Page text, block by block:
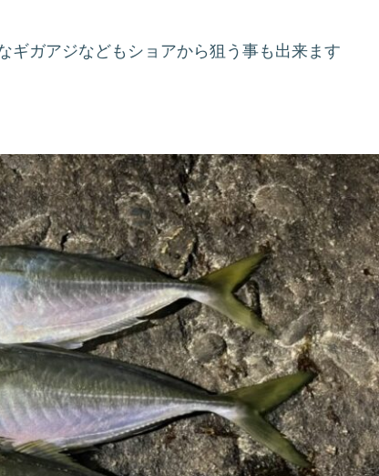
ギガアジなどもショアから狙う事も出来ます